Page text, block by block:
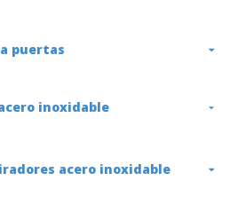
puertas
inoxidable
acero inoxidable